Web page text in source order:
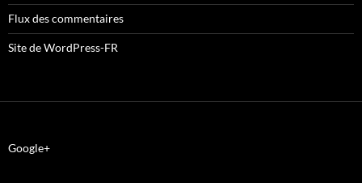
Flux des commentaires
Site de WordPress-FR
Google+